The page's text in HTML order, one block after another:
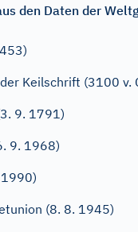
den Daten der
Keilschrift (3100 v.
9. 1791)
9. 1968)
(8. 8. 1945)